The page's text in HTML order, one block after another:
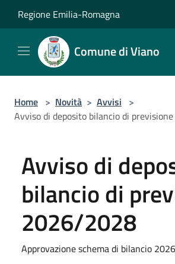
Regione Emilia-Romagna
Comune di Viano
Home > Novità > Avvisi >
Avviso di deposito bilancio di
Avviso di
bilancio di
2026/2028
Approvazione schema di bilancio